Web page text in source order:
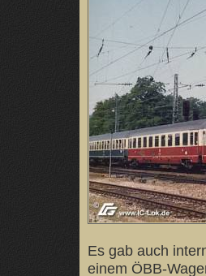
Es gab auch
einem ÖBB-